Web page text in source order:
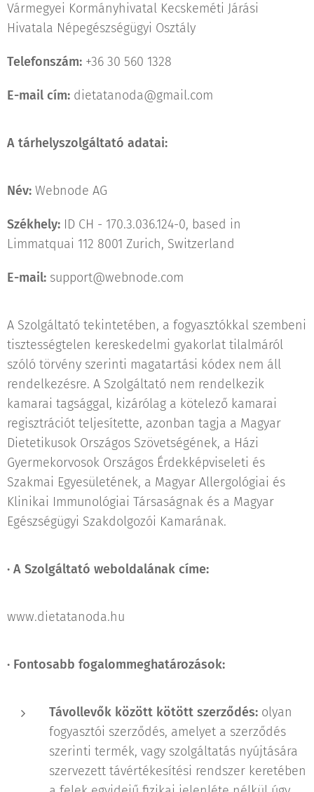
Vármegyei Kormányhivatal Kecskeméti Járási
Hivatala Népegészségügyi Osztály
Telefonszám: +36 30 560 1328
E-mail cím: dietatanoda@gmail.com
A tárhelyszolgáltató adatai:
Név: Webnode AG
Székhely: ID CH - 170.3.036.124-0, based in
Limmatquai 112 8001 Zurich, Switzerland
E-mail: support@webnode.com
A Szolgáltató tekintetében, a fogyasztókkal szembeni
tisztességtelen kereskedelmi gyakorlat tilalmáról
szóló törvény szerinti magatartási kódex nem áll
rendelkezésre. A Szolgáltató nem rendelkezik
kamarai tagsággal, kizárólag a kötelező kamarai
regisztrációt teljesítette, azonban tagja a Magyar
Dietetikusok Országos Szövetségének, a Házi
Gyermekorvosok Országos Érdekképviseleti és
Szakmai Egyesületének, a Magyar Allergológiai és
Klinikai Immunológiai Társaságnak és a Magyar
Egészségügyi Szakdolgozói Kamarának.
· A Szolgáltató weboldalának címe:
www.dietatanoda.hu
· Fontosabb fogalommeghatározások:
Távollevők között kötött szerződés: olyan
fogyasztói szerződés, amelyet a szerződés
szerinti termék, vagy szolgáltatás nyújtására
szervezett távértékesítési rendszer keretében